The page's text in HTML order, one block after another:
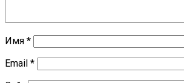
Имя *
Email *